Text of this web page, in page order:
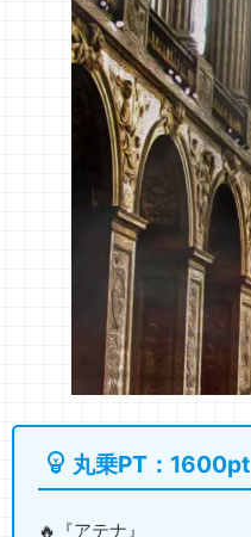
丸乗PT：1600pt
🔥『アテナ』